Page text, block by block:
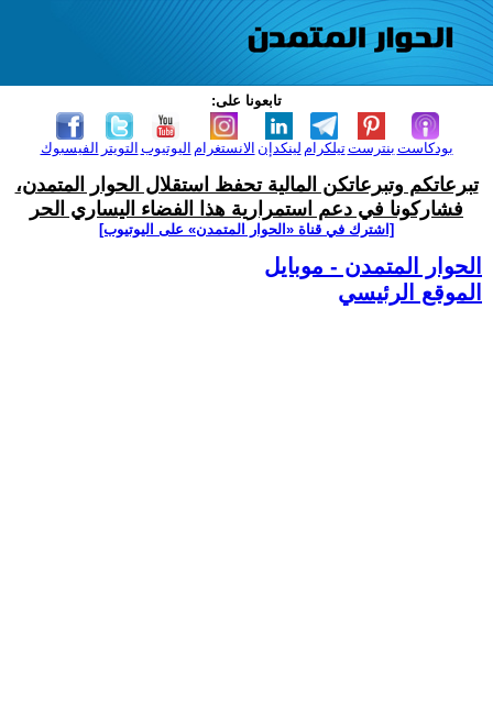
تابعونا على:
الفيسبوك التويتر اليوتيوب الانستغرام لينكدإن تيلكرامبنترست بودكاست
تبرعاتكم وتبرعاتكن المالية تحفظ استقلال الحوار المتمدن،
فشاركونا في دعم استمرارية هذا الفضاء اليساري الحر
[اشترك في قناة ‫«الحوار المتمدن» على اليوتيوب]
الحوار المتمدن - موبايل
الموقع الرئيسي